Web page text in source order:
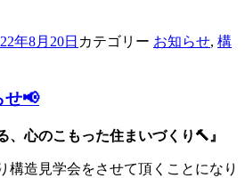
年8月20日 カテゴリー お知らせ, 構
せ📢
、心のこもった住まいづくり🔨』
構造見学会をさせて頂くことになり